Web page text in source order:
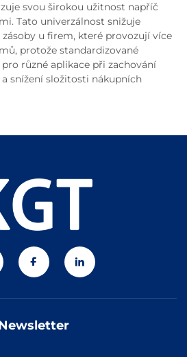
svou širokou užitnost napříč
Tato univerzálnost snižuje
zásoby u firem, které provozují více
protože standardizované
různé aplikace při zachování
snížení složitosti nákupních